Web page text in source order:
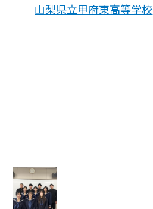
山梨県立甲府東高等学校